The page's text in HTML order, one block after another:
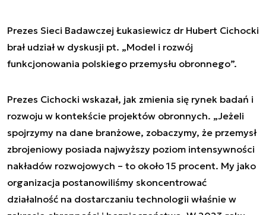
Prezes Sieci Badawczej Łukasiewicz dr Hubert Cichocki
brał udział w dyskusji pt. „Model i rozwój
funkcjonowania polskiego przemysłu obronnego”.
Prezes Cichocki wskazał, jak zmienia się rynek badań i
rozwoju w kontekście projektów obronnych. „Jeżeli
spojrzymy na dane branżowe, zobaczymy, że przemysł
zbrojeniowy posiada najwyższy poziom intensywności
nakładów rozwojowych – to około 15 procent. My jako
organizacja postanowiliśmy skoncentrować
działalność na dostarczaniu technologii właśnie w